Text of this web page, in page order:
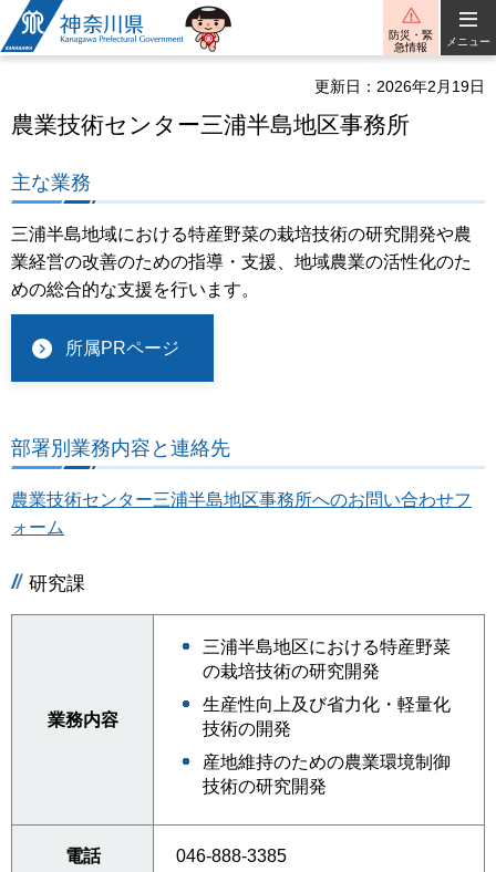
神奈川県
防災・緊
急情報
メニュー
更新日：2026年2月19日
農業技術センター三浦半島地区事務所
主な業務
三浦半島地域における特産野菜の栽培技術の研究開発や農
業経営の改善のための指導・支援、地域農業の活性化のた
めの総合的な支援を行います。
所属PRページ
部署別業務内容と連絡先
農業技術センター三浦半島地区事務所へのお問い合わせフ
ォーム
研究課
業務内容
三浦半島地区における特産野菜
の栽培技術の研究開発
生産性向上及び省力化・軽量化
技術の開発
産地維持のための農業環境制御
技術の研究開発
電話 046-888-3385